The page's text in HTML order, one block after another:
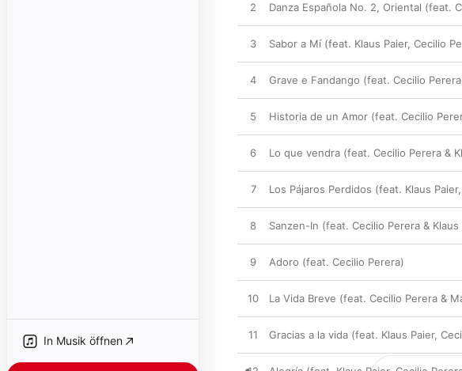
In Musik öffnen
2 Danza Española No. 2, Oriental (feat.
3 Sabor a Mí (feat. Klaus Paier, Cecilio
4 Grave e Fandango (feat. Cecilio
5 Historia de un Amor (feat. Cecilio
6 Lo que vendra (feat. Cecilio Perera &
7 Los Pájaros Perdidos (feat. Klaus
8 Sanzen-In (feat. Cecilio Perera &
9 Adoro (feat. Cecilio Perera)
10 La Vida Breve (feat. Cecilio Perera &
11 Gracias a la vida (feat. Klaus Paier,